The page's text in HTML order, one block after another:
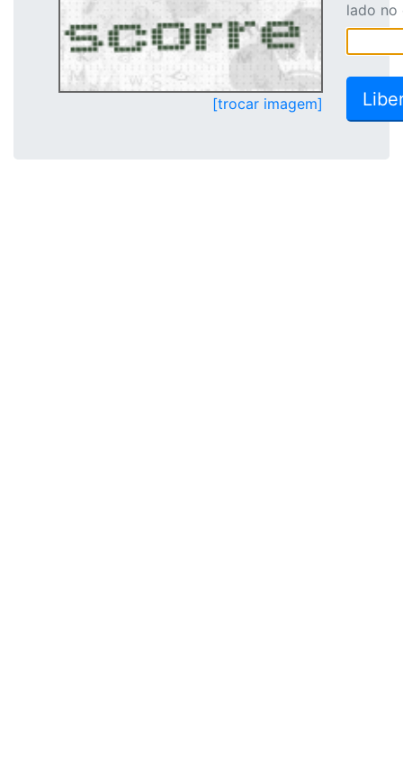
[trocar imagem]
lado no